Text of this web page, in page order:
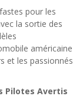
pour les
la sortie des
américaine
et les passionnés
Pilotes Avertis